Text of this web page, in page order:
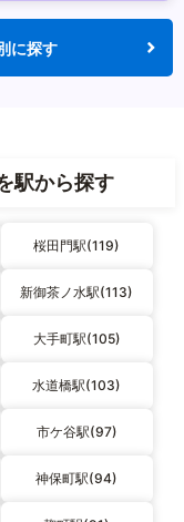
に探す
駅から探す
桜田門駅(119)
新御茶ノ水駅(113)
大手町駅(105)
水道橋駅(103)
市ケ谷駅(97)
神保町駅(94)